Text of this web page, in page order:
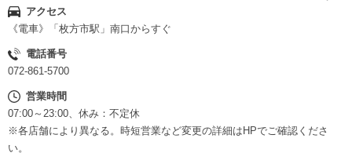
アクセス
《電車》「枚方市駅」南口からすぐ
電話番号
072-861-5700
営業時間
07:00～23:00、休み：不定休
※各店舗により異なる。時短営業など変更の詳細はHPでご確認くださ
い。